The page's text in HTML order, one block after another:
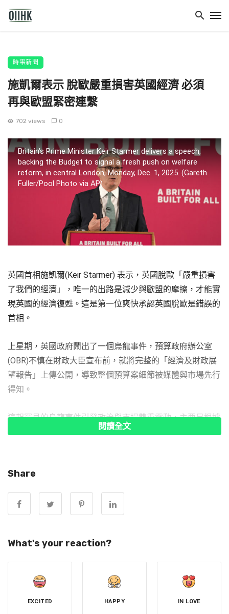
時事新聞
施凱爾表示 脫歐嚴重損害英國經濟 必須
再與歐盟緊密連繫
702 views 0
Britain's Prime Minister Keir Starmer delivers a speech,
backing the Budget to signal a fresh push on welfare
reform, in central London, Monday, Dec. 1, 2025. (Gareth
Fuller/Pool Photo via AP)
英國首相施凱爾(Keir Starmer) 表示，英國脫歐「嚴重損害
了我們的經濟」，唯一的出路是減少與歐盟的摩擦，才能實
現英國的經濟復甦。這是第一位爽快承認英國脫歐是錯誤的
首相。
上星期，英國政府鬧出了一個烏龍事件，預算政府辦公室
(OBR)不慎在財政大臣宣布前，就將完整的「經濟及財政展
望報告」上傳公開，導致整個預算案細節被媒體與市場先行
得知。
這起罕見的烏龍事件引發政治與市場雙重震動，主要是根據
新的財經政策，英國將要大規模加稅，減少社福補助，招致
對此，施凱爾發表演講，堅定地捍衛了上週的預算案，強調
他說：「對於經濟成長和商業而言，我們能做的最重要的事
經濟穩定。」
「為了實現經濟復甦，我們必須不斷減少與歐洲的摩擦。我
們必須繼續朝著與歐盟建立更緊密關係的方向努力，而且我
們必須成熟地認識到，過程當中需要做出許多權衡取捨。」
閱讀全文
Share
What's your reaction?
EXCITED HAPPY IN LOVE